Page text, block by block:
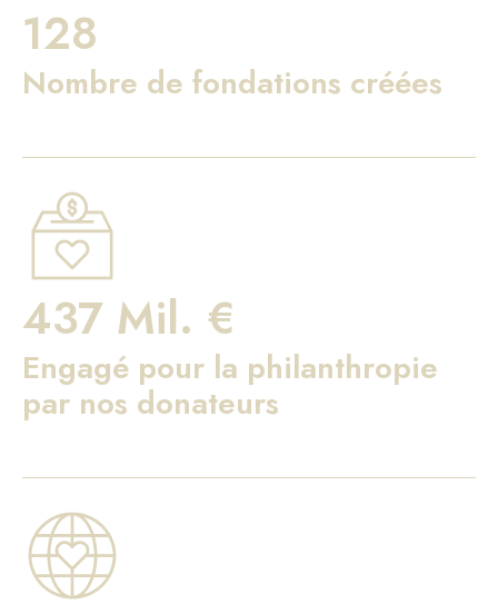
128
Nombre de fondations créées
437 Mil. €
Engagé pour la philanthropie
par nos donateurs